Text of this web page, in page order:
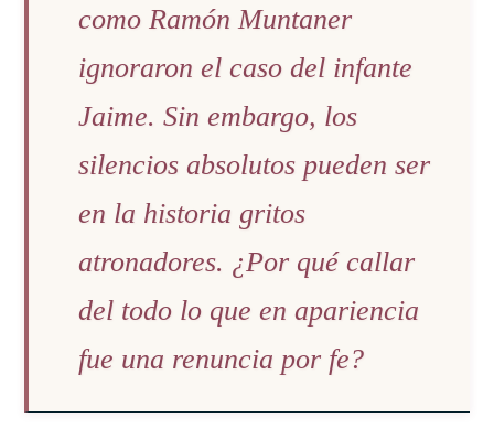
como Ramón Muntaner
ignoraron el caso del infante
Jaime. Sin embargo, los
silencios absolutos pueden ser
en la historia gritos
atronadores. ¿Por qué callar
del todo lo que en apariencia
fue una renuncia por fe?